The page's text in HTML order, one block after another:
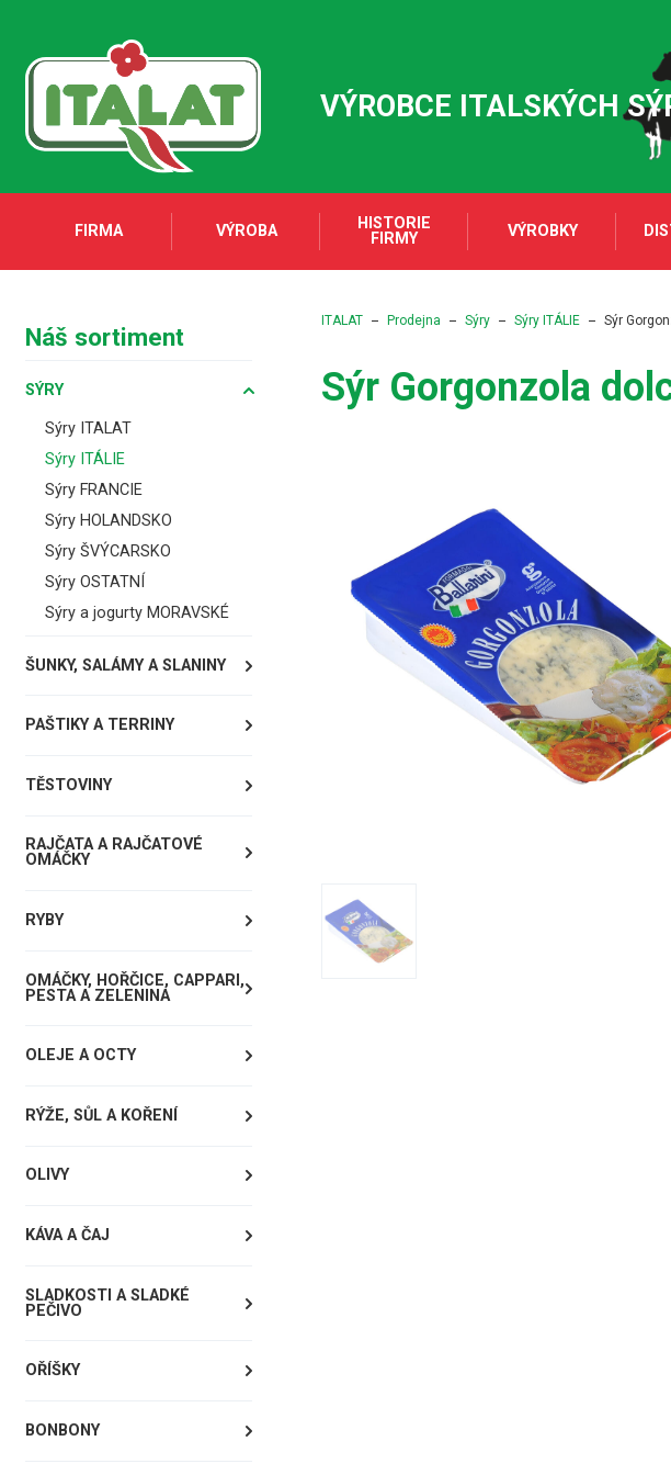
VÝROBCE ITALSKÝCH
FIRMA VÝROBA
HISTORIE
FIRMY
VÝROBKY
Náš sortiment
SÝRY
Sýry ITALAT
Sýry ITÁLIE
Sýry FRANCIE
Sýry HOLANDSKO
Sýry ŠVÝCARSKO
Sýry OSTATNÍ
Sýry a jogurty MORAVSKÉ
ŠUNKY, SALÁMY A SLANINY
PAŠTIKY A TERRINY
TĚSTOVINY
RAJČATA A RAJČATOVÉ
OMÁČKY
RYBY
OMÁČKY, HOŘČICE, CAPPARI,
PESTA A ZELENINA
OLEJE A OCTY
RÝŽE, SŮL A KOŘENÍ
OLIVY
KÁVA A ČAJ
SLADKOSTI A SLADKÉ
PEČIVO
OŘÍŠKY
BONBONY
ITALAT Prodejna Sýry Sýry ITÁLIE Sýr
Sýr Gorgonzola